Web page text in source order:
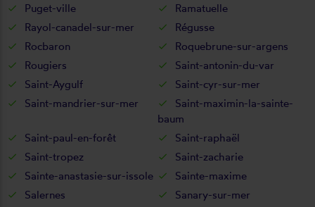
Puget-ville
Ramatuelle
Rayol-canadel-sur-mer
Régusse
Rocbaron
Roquebrune-sur-argens
Rougiers
Saint-antonin-du-var
Saint-Aygulf
Saint-cyr-sur-mer
Saint-mandrier-sur-mer
Saint-maximin-la-sainte-
baum
Saint-paul-en-forêt
Saint-raphaël
Saint-tropez
Saint-zacharie
Sainte-anastasie-sur-issole
Sainte-maxime
Salernes
Sanary-sur-mer